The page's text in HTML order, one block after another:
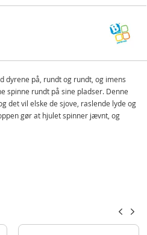
dyrene på, rundt og rundt, og imens
spinne rundt på sine pladser. Denne
det vil elske de sjove, raslende lyde og
gør at hjulet spinner jævnt, og
- aktivitetslegetøj